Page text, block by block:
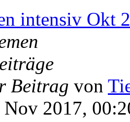
intensiv Okt
Beitrag von
Nov 2017,